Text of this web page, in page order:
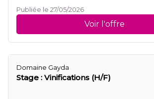
Publiée le 27/05/2026
Voir l'offre
Domaine Gayda
Stage : Vinifications (H/F)